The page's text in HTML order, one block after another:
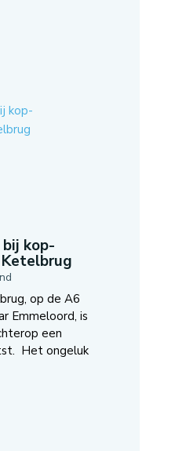
kop-
op de A6
Emmeloord, is
een
Het ongeluk